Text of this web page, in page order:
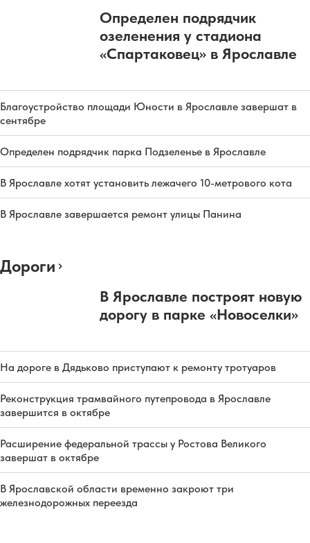
Определен подрядчик
озеленения у стадиона
«Спартаковец» в Ярославле
Благоустройство площади Юности в Ярославле завершат в
сентябре
Определен подрядчик парка Подзеленье в Ярославле
В Ярославле хотят установить лежачего 10-метрового кота
В Ярославле завершается ремонт улицы Панина
Дороги
В Ярославле построят новую
дорогу в парке «Новоселки»
На дороге в Дядьково приступают к ремонту тротуаров
Реконструкция трамвайного путепровода в Ярославле
завершится в октябре
Расширение федеральной трассы у Ростова Великого
завершат в октябре
В Ярославской области временно закроют три
железнодорожных переезда